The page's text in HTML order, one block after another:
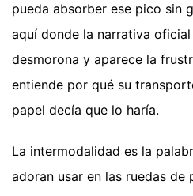
pueda absorber ese pico sin
aquí donde la narrativa
desmorona y aparece la
entiende por qué su
papel decía que lo haría.
La intermodalidad es la
adoran usar en las ruedas de